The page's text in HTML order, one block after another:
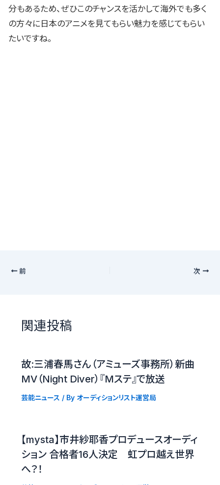
分もあるため、ぜひこのチャンスを活かして海外でも多く
の方々に日本のアニメを見てもらい魅力を感じてもらい
たいですね。
前 次
関連投稿
故:三浦春馬さん（アミューズ事務所）新曲
MV（Night Diver）『Mステ』で放送
芸能ニュース / By オーディションリスト運営局
【mysta】市井紗耶香プロデュースオーディ
ション 合格者16人決定 虹プロ越え世界
へ？！